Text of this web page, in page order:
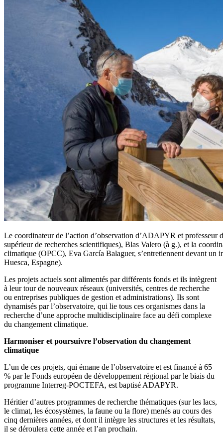
Le coordinateur de l’action d’observation d’ADAPYR et professeur
supérieur de recherches scientifiques), Blas Valero (à g.), et la
climatique (OPCC), Eva García Balaguer, s’entretiennent devant un
Huesca, Espagne).
Les projets actuels sont alimentés par différents fonds et ils intègrent
à leur tour de nouveaux réseaux (universités, centres de recherche
ou entreprises publiques de gestion et administrations). Ils sont
dynamisés par l’observatoire, qui lie tous ces organismes dans la
recherche d’une approche multidisciplinaire face au défi complexe
du changement climatique.
Harmoniser et poursuivre l’observation du changement
climatique
L’un de ces projets, qui émane de l’observatoire et est financé à 65
% par le Fonds européen de développement régional par le biais du
programme Interreg-POCTEFA, est baptisé ADAPYR.
Héritier d’autres programmes de recherche thématiques (sur les lacs,
le climat, les écosystèmes, la faune ou la flore) menés au cours des
cinq dernières années, et dont il intègre les structures et les résultats,
il se déroulera cette année et l’an prochain.